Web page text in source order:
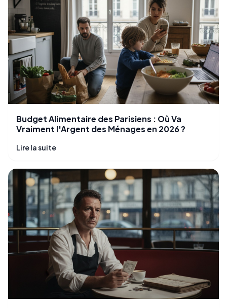
Budget Alimentaire des Parisiens : Où Va
Vraiment l'Argent des Ménages en 2026 ?
Lire la suite